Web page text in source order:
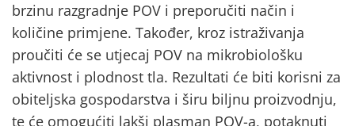
brzinu razgradnje POV i preporučiti način i
količine primjene. Također, kroz istraživanja
proučiti će se utjecaj POV na mikrobiološku
aktivnost i plodnost tla. Rezultati će biti korisni za
obiteljska gospodarstva i širu biljnu proizvodnju,
te će omogućiti lakši plasman POV-a, potaknuti